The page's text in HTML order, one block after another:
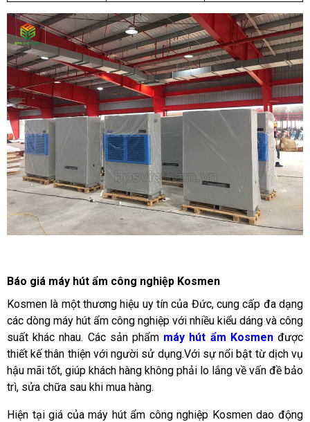
Báo giá máy hút ẩm công nghiệp Kosmen
Kosmen là một thương hiệu uy tín của Đức, cung cấp đa dạng
các dòng máy hút ẩm công nghiệp với nhiều kiểu dáng và công
suất khác nhau. Các sản phẩm máy hút ẩm Kosmenđược
thiết kế thân thiện với người sử dụng.Với sự nổi bật từ dịch vụ
hậu mãi tốt, giúp khách hàng không phải lo lắng về vấn đề bảo
trì, sửa chữa sau khi mua hàng.
Hiện tại giá của máy hút ẩm công nghiệp Kosmen dao động